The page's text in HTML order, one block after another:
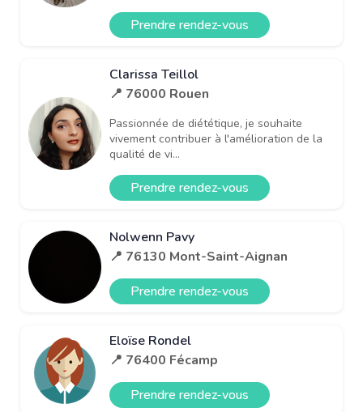
Prendre rendez-vous
Clarissa Teillol
📍 76000 Rouen
Passionnée de diététique, je souhaite
vivement contribuer à l'amélioration de la
qualité de vi...
Prendre rendez-vous
Nolwenn Pavy
📍 76130 Mont-Saint-Aignan
Prendre rendez-vous
Eloïse Rondel
📍 76400 Fécamp
Prendre rendez-vous